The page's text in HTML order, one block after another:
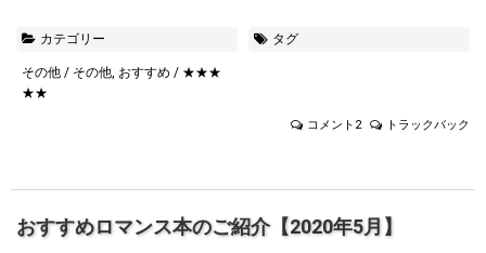
カテゴリー
その他 / その他, おすすめ / ★★★
★★
タグ
コメント2 トラックバック
おすすめロマンス本のご紹介【2020年5月】